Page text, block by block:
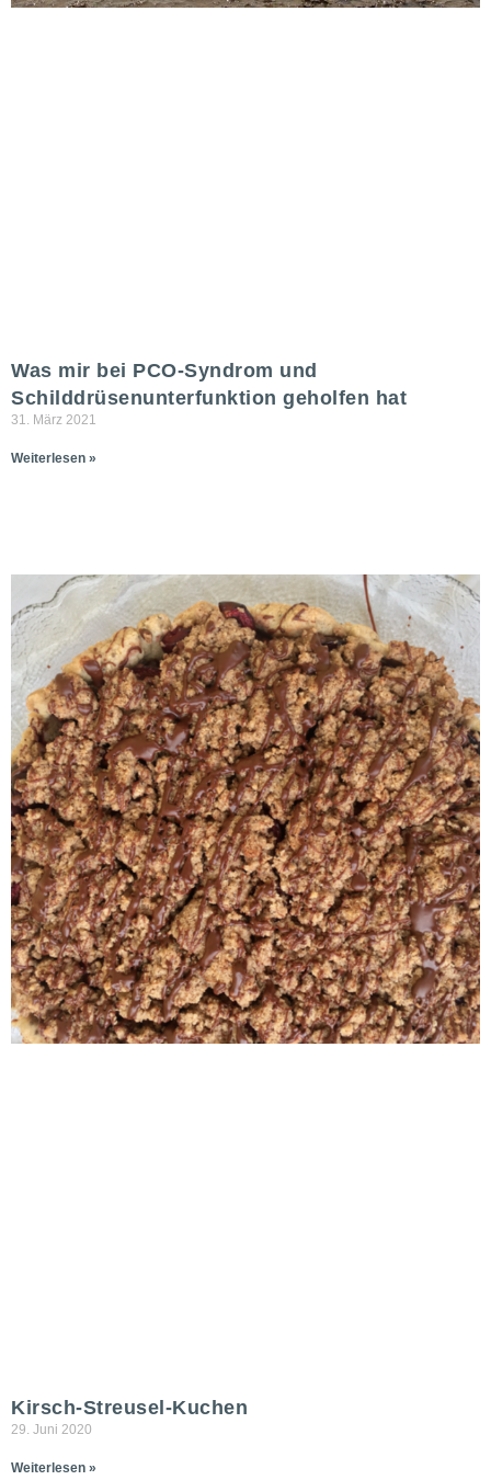
Was mir bei PCO-Syndrom und
Schilddrüsenunterfunktion geholfen hat
31. März 2021
Weiterlesen »
Kirsch-Streusel-Kuchen
29. Juni 2020
Weiterlesen »